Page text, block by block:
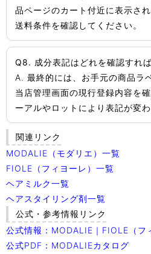
品ページのカート付近に表示さ
送料条件を確認してください。
Q8. 成分表記はどれを確認すれ
A. 最終的には、お手元の商品ラ
当店管理画面の現行登録内容を
ーアルやロットにより表記が変
関連リンク
MODALIE（モダリエ）一覧
FIOLE（フィヨーレ）一覧
ヘアミルク一覧
ヘアスタイリング剤一覧
公式・参考情報リンク
公式情報：MODALIE｜FIOLE（フ
公式PDF：MODALIEカタログ